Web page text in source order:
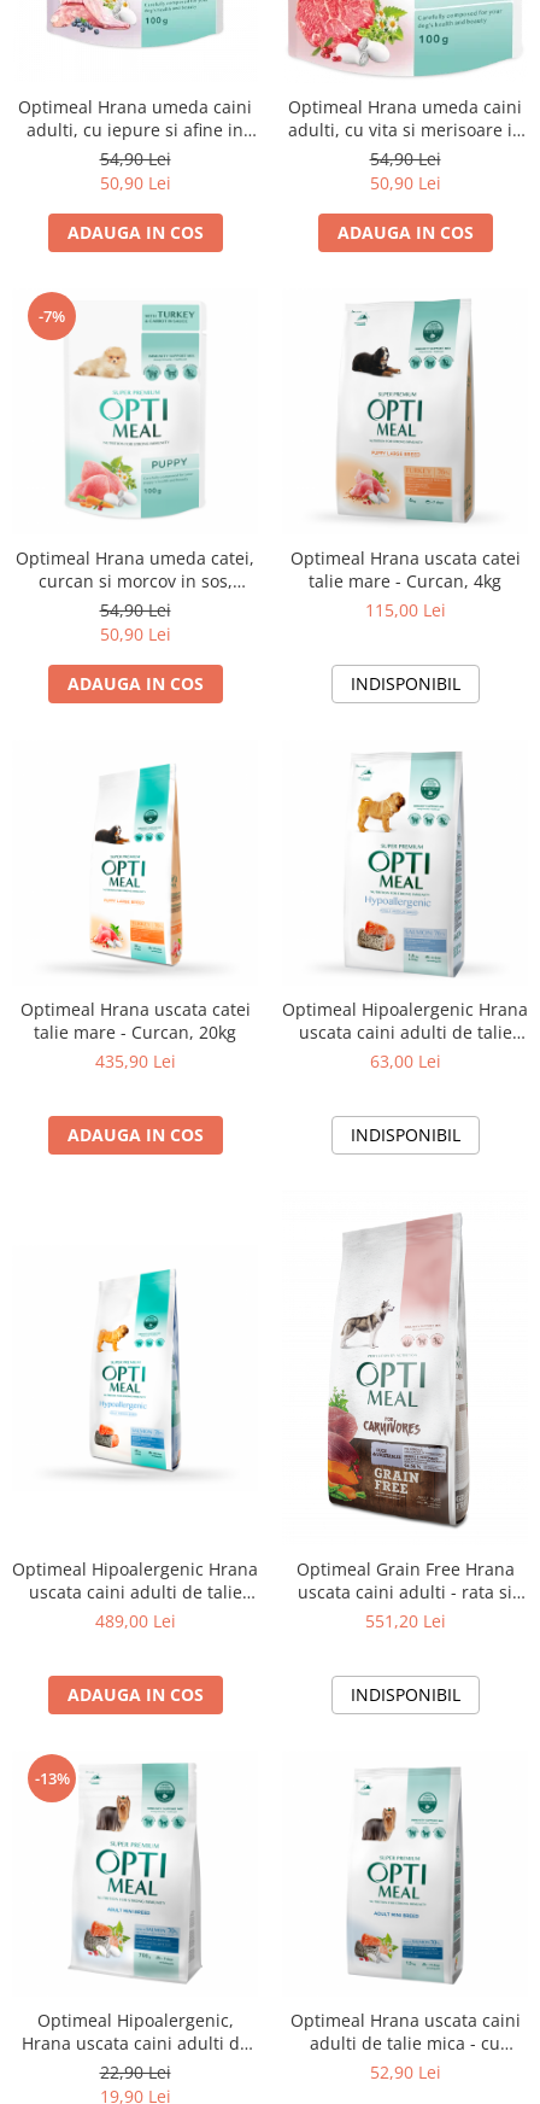
Optimeal Hrana umeda caini
adulti, cu iepure si afine in
sos 12x0,1 kg
54,90 Lei
50,90 Lei
ADAUGA IN COS
Optimeal Hrana umeda caini
adulti, cu vita si merisoare in
jeleu, 12x0,1 kg
54,90 Lei
50,90 Lei
ADAUGA IN COS
-7%
Optimeal Hrana umeda catei,
curcan si morcov in sos,
12x0,1kg
54,90 Lei
50,90 Lei
ADAUGA IN COS
Optimeal Hrana uscata catei
talie mare - Curcan, 4kg
115,00 Lei
INDISPONIBIL
Optimeal Hrana uscata catei
talie mare - Curcan, 20kg
435,90 Lei
ADAUGA IN COS
Optimeal Hipoalergenic Hrana
uscata caini adulti de talie
medie si mare - cu somon, 1,5
63,00 Lei
INDISPONIBIL
Optimeal Hipoalergenic Hrana
uscata caini adulti de talie
medie si mare - cu somon,
489,00 Lei
ADAUGA IN COS
Optimeal Grain Free Hrana
uscata caini adulti - rata si
legume, 20 kg
551,20 Lei
INDISPONIBIL
-13%
Optimeal Hipoalergenic,
Hrana uscata caini adulti de
talie mica, somon, 0.7kg
22,90 Lei
19,90 Lei
Optimeal Hrana uscata caini
adulti de talie mica - cu
somon, 1.5kg
52,90 Lei